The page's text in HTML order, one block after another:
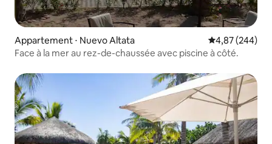
Appartement ⋅ Nuevo Altata Évaluation
4,87 (244)
Face à la mer au rez-de-chaussée avec piscine à côté.